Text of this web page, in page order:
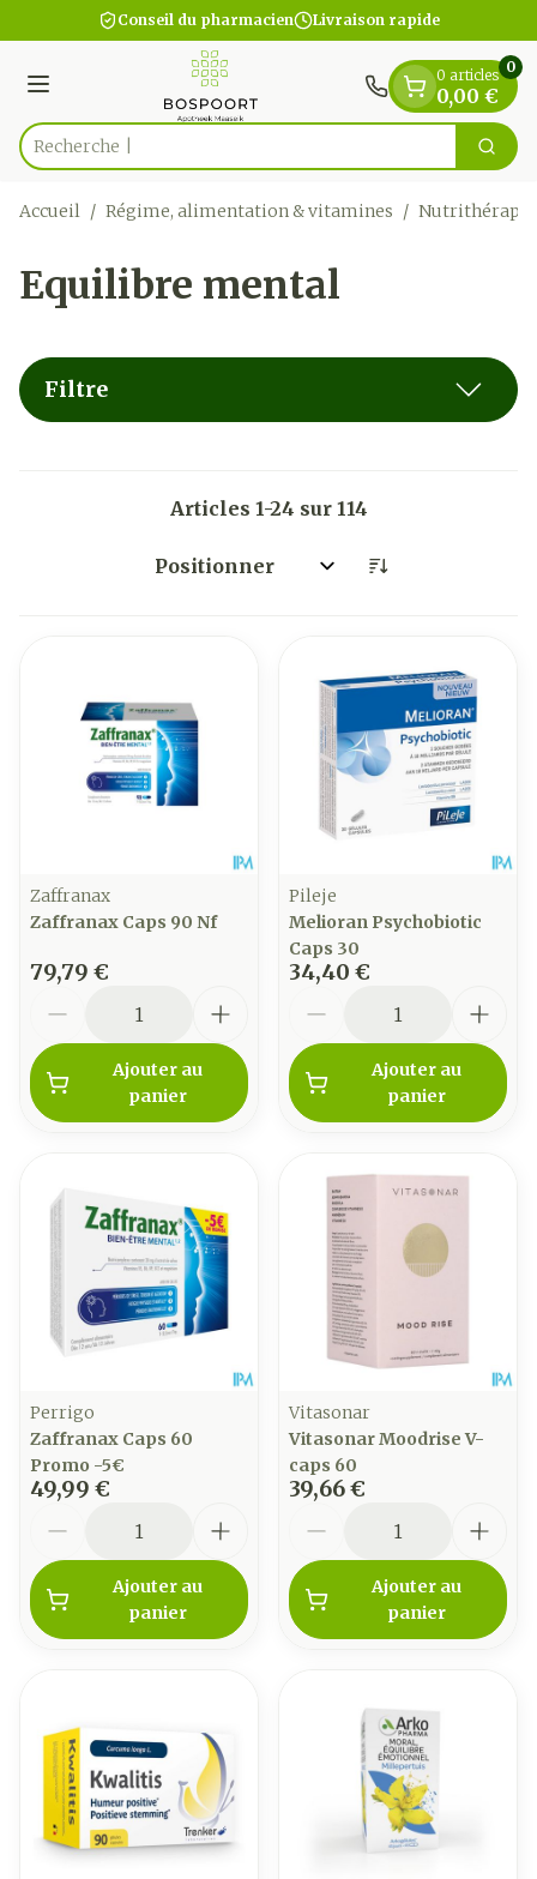
Aller au contenu
1 de 1
Conseil du pharmacien Livraison rapide
Menu
Rechercher
Recherc
0 articles
0,00 €
0
Accueil / Régime, alimentation & vitamines /
Equilibre mental
Filtre
Articles 1-24 sur 114
Trier par:
Zaffranax
Zaffranax Caps 90 Nf
79,79 €
Ajouter au
panier
Pileje
Melioran Psychobiotic
Caps 30
34,40 €
Ajouter au
panier
Perrigo
Zaffranax Caps 60
Promo -5€
49,99 €
Ajouter au
panier
Vitasonar
Vitasonar Moodrise V-
caps 60
39,66 €
Ajouter au
panier